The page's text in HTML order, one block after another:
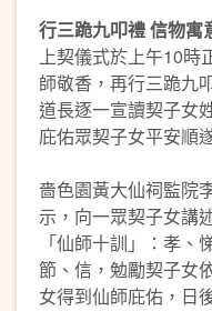
行三跪九叩禮信物寓
上契儀式於上午10時
師敬香，再行三跪九
道長逐一宣讀契子女
庇佑眾契子女平安順
嗇色園黃大仙祠監院
示，向一眾契子女講
「仙師十訓」：孝、
節、信，勉勵契子女
女得到仙師庇佑，日